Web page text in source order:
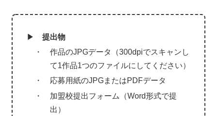
▶ 提出物
・ 作品のJPGデータ（300dpiでスキャンし
て1作品1つのファイルにしてください）
・ 応募用紙のJPGまたはPDFデータ
・ 加盟校提出フォーム（Word形式で提
出）